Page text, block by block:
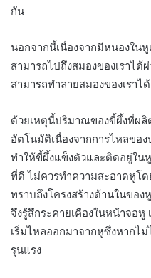
กัน
นอกจากนี้เนื่องจากมีหนองใน
สามารถไปถึงสมองของเราไ
สามารถทำลายสมองของเราไ
ด้วยเหตุนี้ปริมาณของขี้ผึ้งที่ผลิ
อัตโนมัติเนื่องจากการไหลขอ
ทำให้ขี้ผึ้งแข็งตัวและติดอยู่ใ
ที่ดี ไม่ควรทำความสะอาดหูโ
ทราบถึงโครงสร้างด้านในของ
จึงรู้สึกระคายเคืองในหน้าจอ
เริ่มไหลออกมาจากหูซึ่งหากไ
รุนแรง